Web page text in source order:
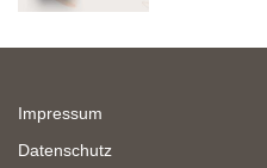
Impressum
Datenschutz